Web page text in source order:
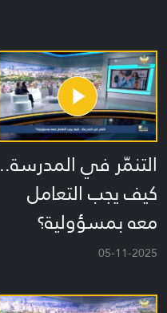
التنمّر في المدرسة..
كيف يجب التعامل
معه بمسؤولية؟
05-11-2025